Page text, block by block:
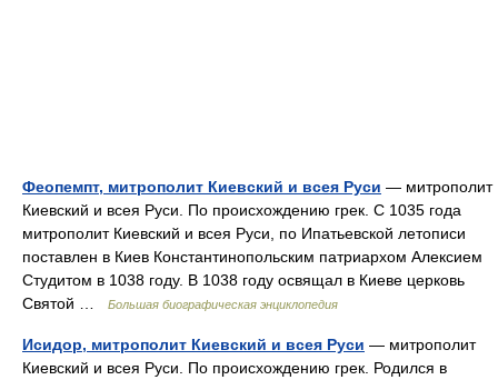
Феопемпт, митрополит Киевский и всея Руси — митрополит
Киевский и всея Руси. По происхождению грек. С 1035 года
митрополит Киевский и всея Руси, по Ипатьевской летописи
поставлен в Киев Константинопольским патриархом Алексием
Студитом в 1038 году. В 1038 году освящал в Киеве церковь
Святой …
Большая биографическая энциклопедия
Исидор, митрополит Киевский и всея Руси — митрополит
Киевский и всея Руси. По происхождению грек. Родился в